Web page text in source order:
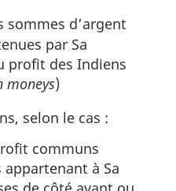
sommes d’argent
par Sa
profit des Indiens
moneys)
selon le cas :
communs
à Sa